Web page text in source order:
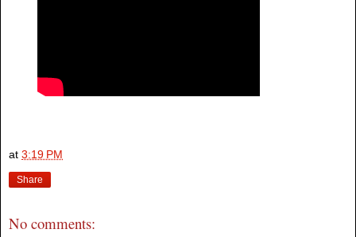
at 3:19 PM
Share
No comments: